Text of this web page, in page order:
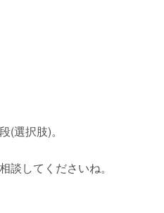
(選択肢)。
談してくださいね。